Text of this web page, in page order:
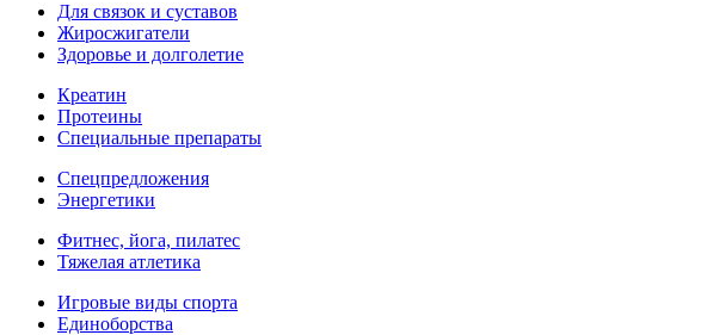
Для связок и суставов
Жиросжигатели
Здоровье и долголетие
Креатин
Протеины
Специальные препараты
Спецпредложения
Энергетики
Фитнес, йога, пилатес
Тяжелая атлетика
Игровые виды спорта
Единоборства